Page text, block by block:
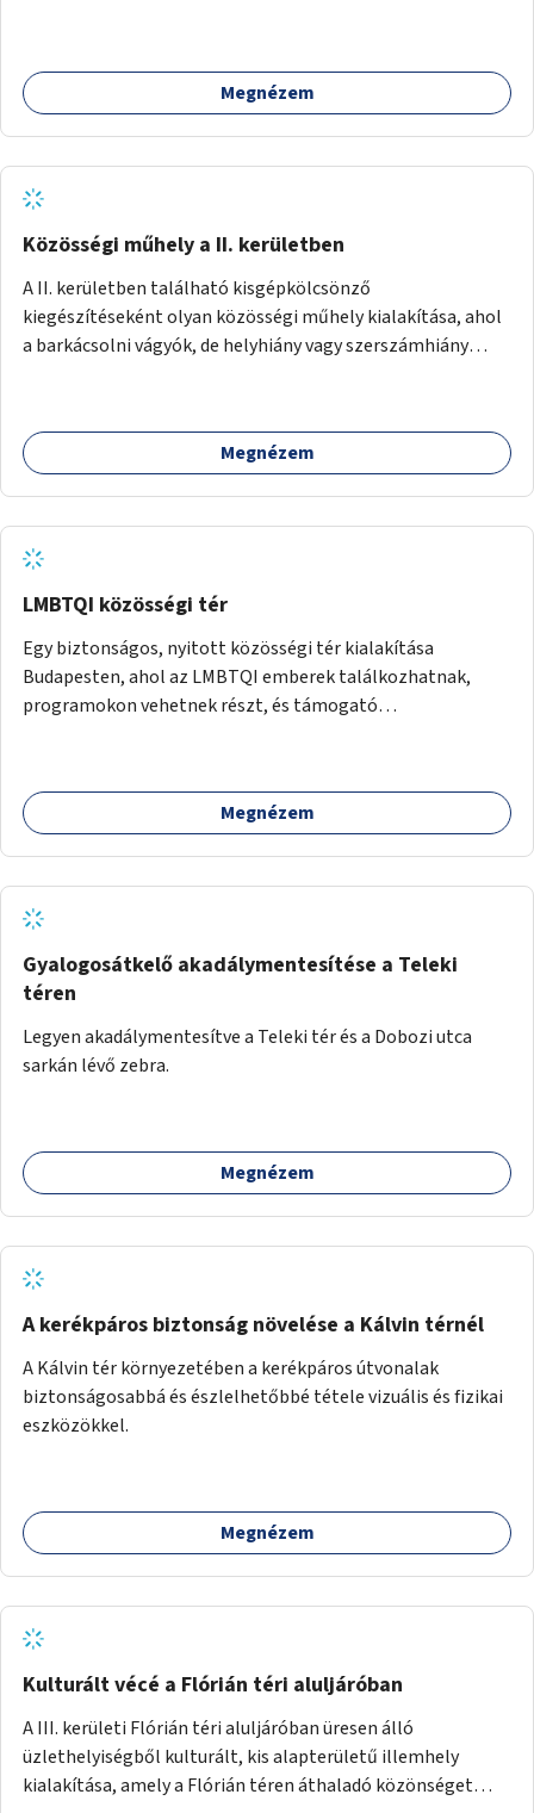
iskolákhoz, kulturális intézményekhez és a Kopaszi-gáthoz
biztosítana elérést.
Megnézem
Közösségi műhely a II. kerületben
A II. kerületben található kisgépkölcsönző
kiegészítéseként olyan közösségi műhely kialakítása, ahol
a barkácsolni vágyók, de helyhiány vagy szerszámhiány
Megnézem
LMBTQI közösségi tér
Egy biztonságos, nyitott közösségi tér kialakítása
Budapesten, ahol az LMBTQI emberek találkozhatnak,
programokon vehetnek részt, és támogató
szervezetek programjainak is. Az üzemeltető pályázat
útján lesz kiválasztva.
Megnézem
Gyalogosátkelő akadálymentesítése a Teleki
téren
Legyen akadálymentesítve a Teleki tér és a Dobozi utca
sarkán lévő zebra.
Megnézem
A kerékpáros biztonság növelése a Kálvin térnél
A Kálvin tér környezetében a kerékpáros útvonalak
biztonságosabbá és észlelhetőbbé tétele vizuális és fizikai
eszközökkel.
Megnézem
Kulturált vécé a Flórián téri aluljáróban
A III. kerületi Flórián téri aluljáróban üresen álló
üzlethelyiségből kulturált, kis alapterületű illemhely
kialakítása, amely a Flórián téren áthaladó közönséget